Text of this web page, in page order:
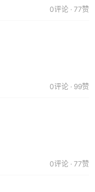
0评论 · 77赞
0评论 · 99赞
0评论 · 77赞